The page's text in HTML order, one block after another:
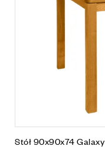
Stół 90x90x74 Galaxy